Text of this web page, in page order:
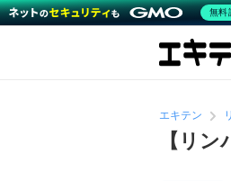
エキテン
【リ
無料